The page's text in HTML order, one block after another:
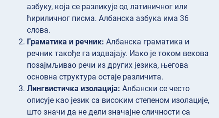
азбуку, која се разликује од латиничног или
ћириличног писма. Албанска азбука има 36
слова.
Граматика и речник: Албанска граматика и
речник такође га издвајају. Иако је током векова
позајмљивао речи из других језика, његова
основна структура остаје различита.
Лингвистичка изолација: Албански се често
описује као језик са високим степеном изолације,
што значи да не дели значајне сличности са